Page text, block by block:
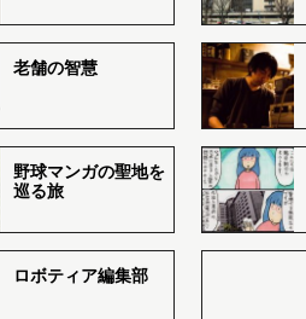
老舗の智慧
野球マンガの聖地を
巡る旅
ロボティア編集部